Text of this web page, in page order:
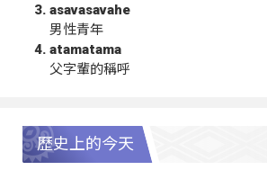
asavasavahe
男性青年
atamatama
父字輩的稱呼
歷史上的今天